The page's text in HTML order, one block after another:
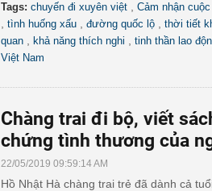
Tags: chuyến đi xuyên việt Cảm nhận
tình huống xấu đường quốc lộ thời tiết
quan
khả năng thích nghi tinh thần lao
Việt Nam
Chàng trai đi bộ, viết
chứng tình thương của
22/05/2019 09:59:14 AM
Hồ Nhật Hà chàng trai trẻ đã dành cả